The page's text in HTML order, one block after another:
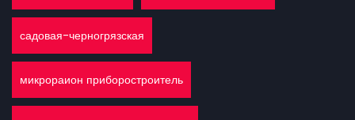
садовая-черногрязская
микрораион приборостроитель